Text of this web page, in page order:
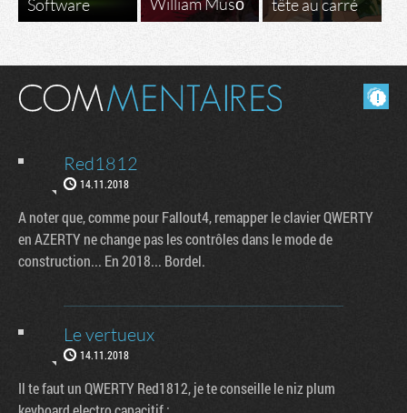
Software
tête au carré
Masquer les commentaires lus.
Red1812
14.11.2018
A noter que, comme pour Fallout4, remapper le clavier QWERTY
en AZERTY ne change pas les contrôles dans le mode de
construction... En 2018... Bordel.
Le vertueux
14.11.2018
Il te faut un QWERTY Red1812, je te conseille le niz plum